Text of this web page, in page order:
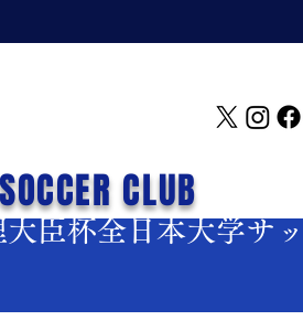
CLUB
臣杯全日本大学サ